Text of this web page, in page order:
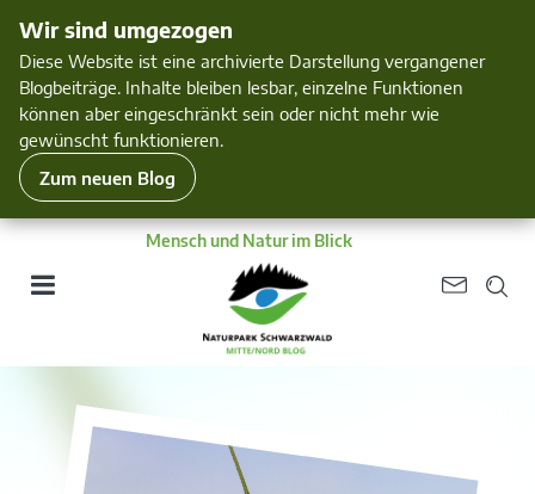
Wir sind umgezogen
Diese Website ist eine archivierte Darstellung vergangener
Blogbeiträge. Inhalte bleiben lesbar, einzelne Funktionen
können aber eingeschränkt sein oder nicht mehr wie
gewünscht funktionieren.
Zum neuen Blog
Mensch und Natur im Blick